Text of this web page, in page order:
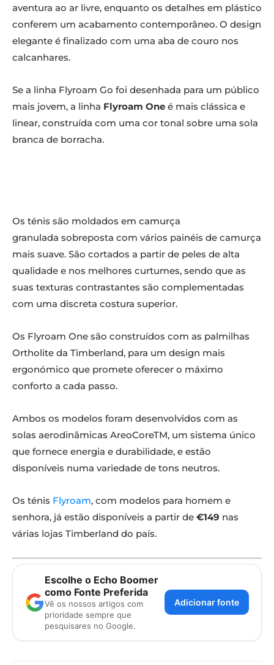
aventura ao ar livre, enquanto os detalhes em plástico
conferem um acabamento contemporâneo. O design
elegante é finalizado com uma aba de couro nos
calcanhares.
Se a linha Flyroam Go foi desenhada para um público
mais jovem, a linha Flyroam One é mais clássica e
linear, construída com uma cor tonal sobre uma sola
branca de borracha.
Os ténis são moldados em camurça
granulada sobreposta com vários painéis de camurça
mais suave. São cortados a partir de peles de alta
qualidade e nos melhores curtumes, sendo que as
suas texturas contrastantes são complementadas
com uma discreta costura superior.
Os Flyroam One são construídos com as palmilhas
Ortholite da Timberland, para um design mais
ergonómico que promete oferecer o máximo
conforto a cada passo.
Ambos os modelos foram desenvolvidos com as
solas aerodinâmicas AreoCoreTM, um sistema único
que fornece energia e durabilidade, e estão
disponíveis numa variedade de tons neutros.
Os ténis Flyroam, com modelos para homem e
senhora, já estão disponíveis a partir de €149 nas
várias lojas Timberland do país.
Escolhe o Echo Boomer
como Fonte Preferida
Vê os nossos artigos com
prioridade sempre que
pesquisares no Google.
Adicionar fonte